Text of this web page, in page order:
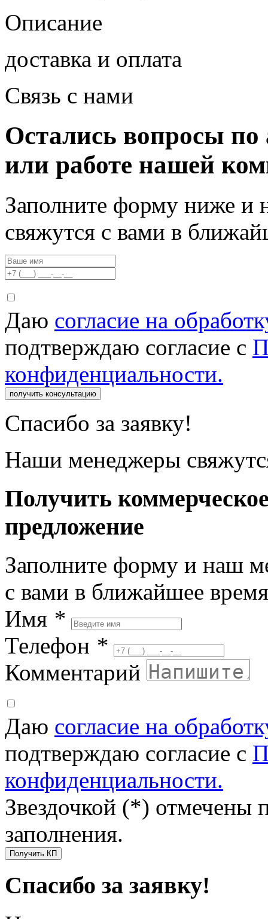
Описание
доставка и оплата
Связь с нами
Остались вопросы по
или работе нашей
Заполните форму ниже и
свяжутся с вами в
Даю согласие на
подтверждаю согласие с
конфиденциальности.
получить консультацию
Спасибо за заявку!
Наши менеджеры
Получить
предложение
Заполните форму и наш
с вами в ближайшее время
Имя *
Телефон *
Комментарий
Даю согласие на
подтверждаю согласие с
конфиденциальности.
Звездочкой (*) отмечены
заполнения.
Получить КП
Спасибо за заявку!